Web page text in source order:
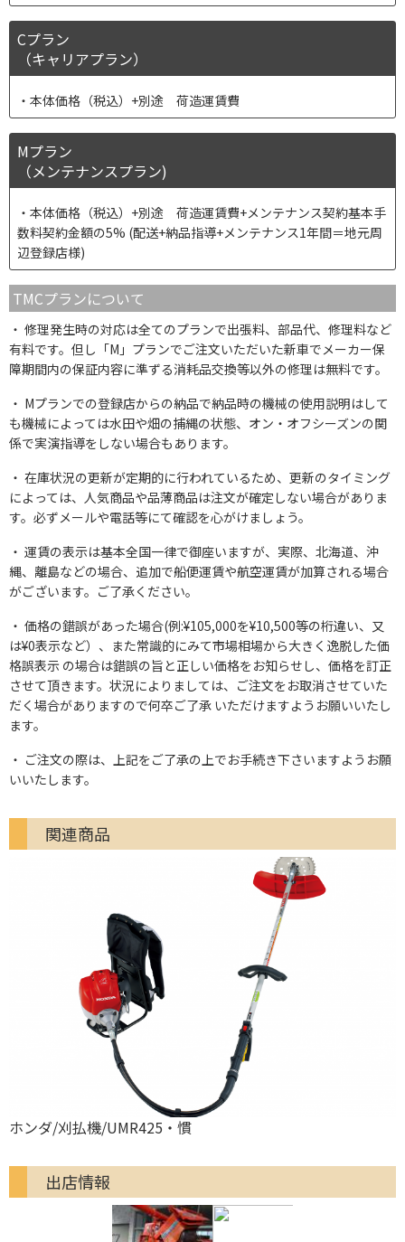
Cプラン
（キャリアプラン）
本体価格（税込）+別途 荷造運賃費
Mプラン
（メンテナンスプラン)
本体価格（税込）+別途 荷造運賃費+メンテナンス契約基本手
数料契約金額の5% (配送+納品指導+メンテナンス1年間＝地元周
辺登録店様)
TMCプランについて
修理発生時の対応は全てのプランで出張料、部品代、修理料など
有料です。但し「M」プランでご注文いただいた新車でメーカー保
障期間内の保証内容に準ずる消耗品交換等以外の修理は無料です。
Mプランでの登録店からの納品で納品時の機械の使用説明はして
も機械によっては水田や畑の捕縄の状態、オン・オフシーズンの関
係で実演指導をしない場合もあります。
在庫状況の更新が定期的に行われているため、更新のタイミング
によっては、人気商品や品薄商品は注文が確定しない場合がありま
す。必ずメールや電話等にて確認を心がけましょう。
運賃の表示は基本全国一律で御座いますが、実際、北海道、沖
縄、離島などの場合、追加で船便運賃や航空運賃が加算される場合
がございます。ご了承ください。
価格の錯誤があった場合(例:¥105,000を¥10,500等の桁違い、又
は¥0表示など）、また常識的にみて市場相場から大きく逸脱した価
格誤表示 の場合は錯誤の旨と正しい価格をお知らせし、価格を訂正
させて頂きます。状況によりましては、ご注文をお取消させていた
だく場合がありますので何卒ご了承 いただけますようお願いいたし
ます。
ご注文の際は、上記をご了承の上でお手続き下さいますようお願
いいたします。
関連商品
ホンダ/刈払機/UMR425・慣
出店情報